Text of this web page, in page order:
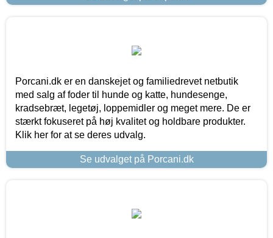
Porcani.dk er en danskejet og familiedrevet netbutik
med salg af foder til hunde og katte, hundesenge,
kradsebræt, legetøj, loppemidler og meget mere. De er
stærkt fokuseret på høj kvalitet og holdbare produkter.
Klik her for at se deres udvalg.
Se udvalget på Porcani.dk